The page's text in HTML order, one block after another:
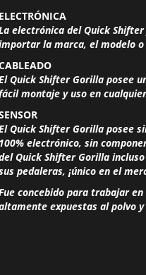
ELECTRÓNICA
electrónica del Quick
la marca, el modelo
Quick Shifter Gorilla posee
montaje y uso en
Quick Shifter Gorilla posee
100% electrónico, sin
Quick Shifter Gorilla
pedaleras, ¡único en el
concebido para trabajar
expuestas al polvo y